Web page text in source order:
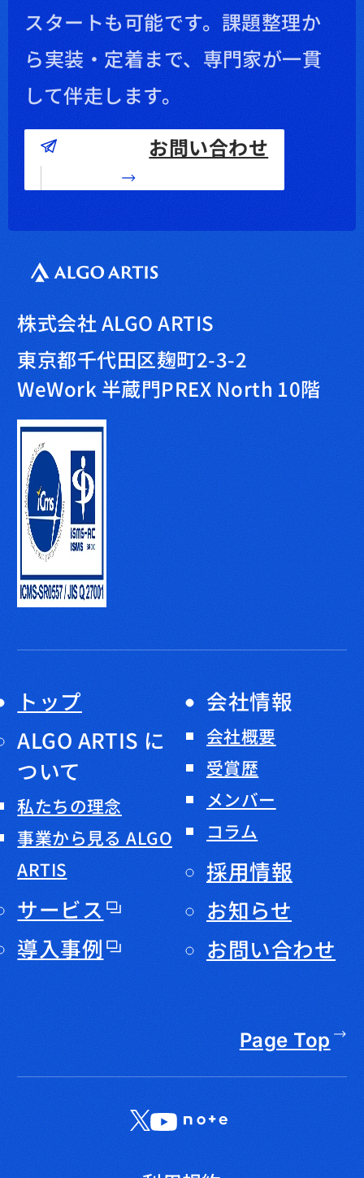
スタートも可能です。課題整理か
ら実装・定着まで、専門家が一貫
して伴走します。
お問い合わせ
株式会社 ALGO ARTIS
東京都千代田区麹町2-3-2
WeWork 半蔵門PREX North 10階
トップ
ALGO ARTIS に
ついて
私たちの理念
事業から見る ALGO
ARTIS
サービス
導入事例
会社情報
会社概要
受賞歴
メンバー
コラム
採用情報
お知らせ
お問い合わせ
Page Top
XLinkedIn
YouTube